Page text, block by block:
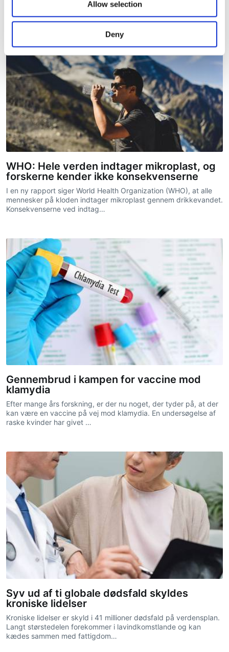
Allow selection
Deny
WHO: Hele verden indtager mikroplast, og
forskerne kender ikke konsekvenserne
I en ny rapport siger World Health Organization (WHO), at alle
mennesker på kloden indtager mikroplast gennem drikkevandet.
Konsekvenserne ved indtag…
Gennembrud i kampen for vaccine mod
klamydia
Efter mange års forskning, er der nu noget, der tyder på, at der
kan være en vaccine på vej mod klamydia. En undersøgelse af
raske kvinder har givet …
Syv ud af ti globale dødsfald skyldes
kroniske lidelser
Kroniske lidelser er skyld i 41 millioner dødsfald på verdensplan.
Langt størstedelen forekommer i lavindkomstlande og kan
kædes sammen med fattigdom…